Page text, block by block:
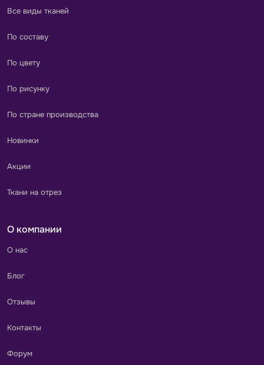
Все виды тканей
По составу
По цвету
По рисунку
По стране производства
Новинки
Акции
Ткани на отрез
О компании
О нас
Блог
Отзывы
Контакты
Форум